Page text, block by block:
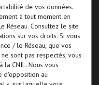
de vos données.
à tout moment en
Réseau. Consultez le site
sur vos droits. Si vous
/ le Réseau, que vos
sont pas respectés, vous
CNIL. Nous vous
d'opposition au